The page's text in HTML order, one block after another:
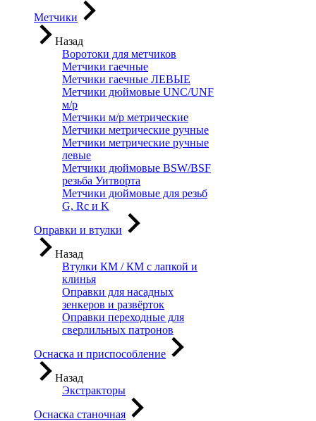
Метчики
Назад
Воротоки для метчиков
Метчики гаечные
Метчики гаечные ЛЕВЫЕ
Метчики дюймовые UNC/UNF
м/р
Метчики м/р метрические
Метчики метрические ручные
Метчики метрические ручные
левые
Метчики дюймовые BSW/BSF
резьба Уитворта
Метчики дюймовые для резьб
G, Rc и K
Оправки и втулки
Назад
Втулки КМ / КМ с лапкой и
клинья
Оправки для насадных
зенкеров и развёрток
Оправки переходные для
сверлильных патронов
Оснаска и приспособление
Назад
Экстракторы
Оснаска станочная